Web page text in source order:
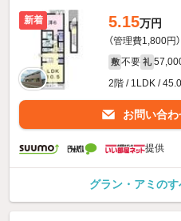
新着 5.15万円
（管理費1,800円）
敷 不要 礼
2階 / 1LDK /
お問い合わ
提供
グラン・アミの